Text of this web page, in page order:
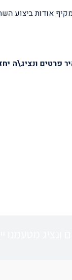
אודות ביצוע
פרטים ונציג\ה